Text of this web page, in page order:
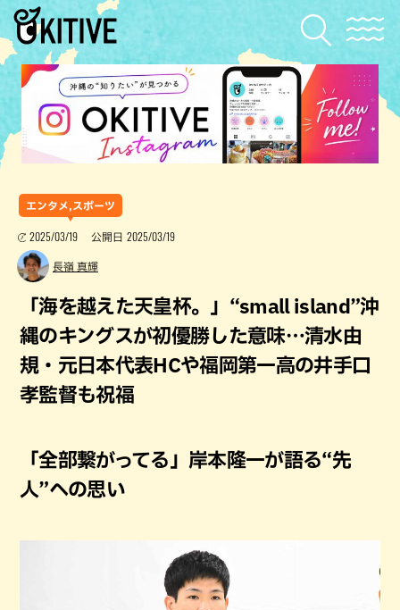
エンタメ,スポーツ
2025/03/19 公開日 2025/03/19
長嶺 真輝
「海を越えた天皇杯。」“small island”沖
縄のキングスが初優勝した意味…清水由
規・元日本代表HCや福岡第一高の井手口
孝監督も祝福
「全部繋がってる」岸本隆一が語る“先
人”への思い